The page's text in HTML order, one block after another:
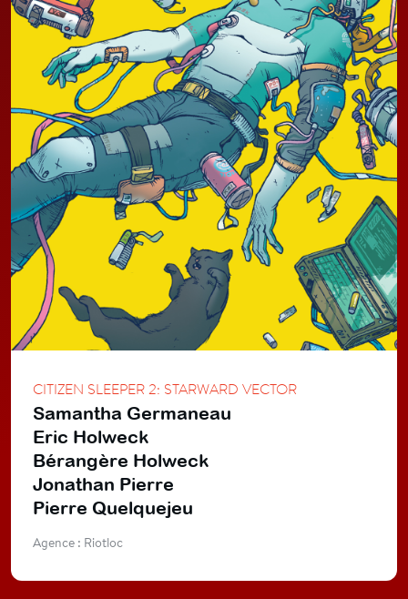
CITIZEN SLEEPER 2: STARWARD VECTOR
Samantha Germaneau
Eric Holweck
Bérangère Holweck
Jonathan Pierre
Pierre Quelquejeu
Agence : Riotloc